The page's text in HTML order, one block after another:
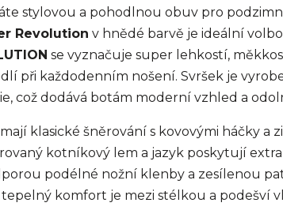
stylovou a pohodlnou obuv pro
Revolution v hnědé barvě je ideální
se vyznačuje super lehkostí,
při každodenním nošení. Svršek je
což dodává botám moderní vzhled a
klasické šněrování s kovovými háčky a
kotníkový lem a jazyk poskytují
podélné nožní klenby a zesílenou
tepelný komfort je mezi stélkou a podešví